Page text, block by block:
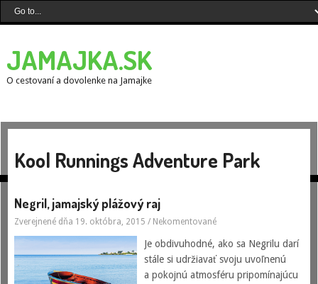
JAMAJKA.SK
O cestovaní a dovolenke na Jamajke
Kool Runnings Adventure Park
Negril, jamajský plážový raj
Zverejnené dňa 19. októbra, 2015 / Nekomentované
Je obdivuhodné, ako sa Negrilu darí
stále si udržiavať svoju uvoľnenú
a pokojnú atmosféru pripomínajúcu